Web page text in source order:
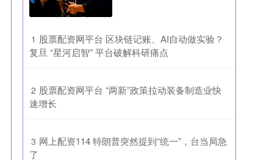
1 ​股票配资网平台 区块链记账、AI自动做实验？
复旦 “星河启智” 平台破解科研痛点
2 ​股票配资网平台 “两新”政策拉动装备制造业快
速增长
3 ​网上配资114 特朗普突然提到“统一”，台当局急
了